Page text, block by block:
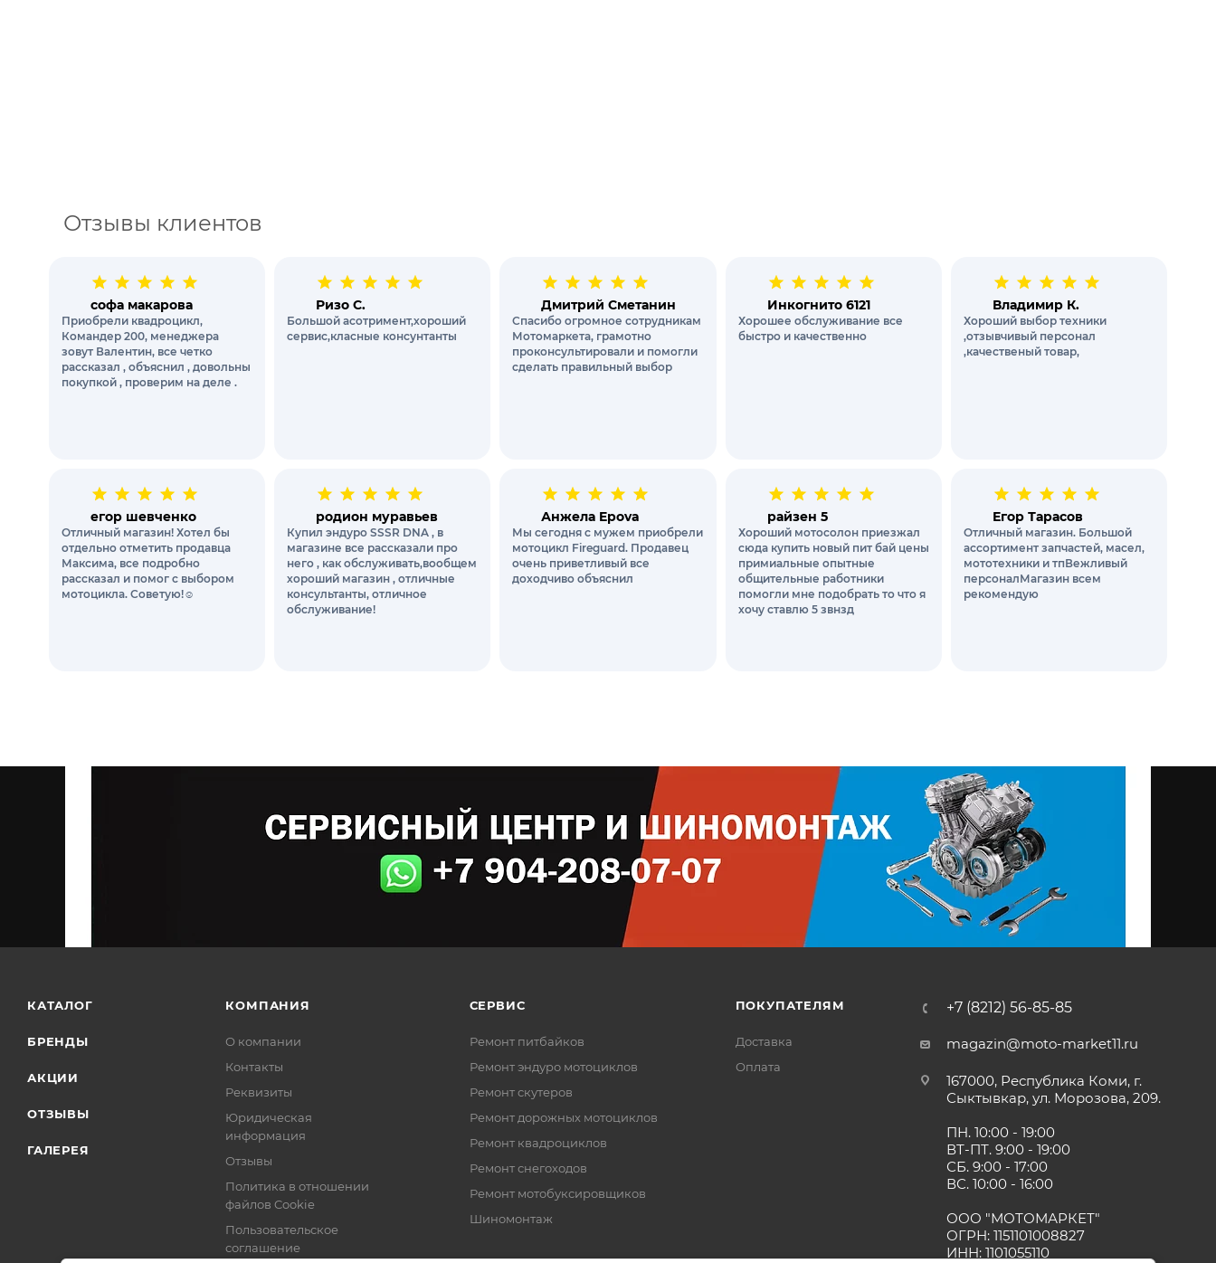
Отзывы клиентов
софа макарова
Приобрели квадроцикл,
Командер 200, менеджера
зовут Валентин, все четко
рассказал , объяснил , довольны
покупкой , проверим на деле .
Ризо С.
Большой асотримент,хороший
сервис,класные консунтанты
Дмитрий Сметанин
Спасибо огромное сотрудникам
Мотомаркета, грамотно
проконсультировали и помогли
сделать правильный выбор
Инкогнито 6121
Хорошее обслуживание все
быстро и качественно
Владимир К.
Хороший выбор техники
,отзывчивый персонал
,качественый товар,
егор шевченко
Отличный магазин! Хотел бы
отдельно отметить продавца
Максима, все подробно
рассказал и помог с выбором
мотоцикла. Советую!☺️
родион муравьев
Купил эндуро SSSR DNA , в
магазине все рассказали про
него , как обслуживать,вообщем
хороший магазин , отличные
консультанты, отличное
обслуживание!
Анжела Epova
Мы сегодня с мужем приобрели
мотоцикл Fireguard. Продавец
очень приветливый все
доходчиво объяснил
райзен 5
Хороший мотосолон приезжал
сюда купить новый пит бай цены
примиальные опытные
общительные работники
помогли мне подобрать то что я
хочу ставлю 5 звнзд
Егор Тарасов
Отличный магазин. Большой
ассортимент запчастей, масел,
мототехники и тпВежливый
персоналМагазин всем
рекомендую
КАТАЛОГ
БРЕНДЫ
АКЦИИ
ОТЗЫВЫ
ГАЛЕРЕЯ
КОМПАНИЯ
О компании
Контакты
Реквизиты
Юридическая
информация
Отзывы
Политика в отношении
файлов Cookie
Пользовательское
соглашение
СЕРВИС
Ремонт питбайков
Ремонт эндуро мотоциклов
Ремонт скутеров
Ремонт дорожных мотоциклов
Ремонт квадроциклов
Ремонт снегоходов
Ремонт мотобуксировщиков
Шиномонтаж
ПОКУПАТЕЛЯМ
Доставка
Оплата
+7 (8212) 56-85-85
magazin@moto-market11.ru
167000, Республика Коми, г.
Сыктывкар, ул. Морозова, 209.
ПН. 10:00 - 19:00
ВТ-ПТ. 9:00 - 19:00
СБ. 9:00 - 17:00
ВС. 10:00 - 16:00
ООО "МОТОМАРКЕТ"
ОГРН: 1151101008827
ИНН: 1101055110